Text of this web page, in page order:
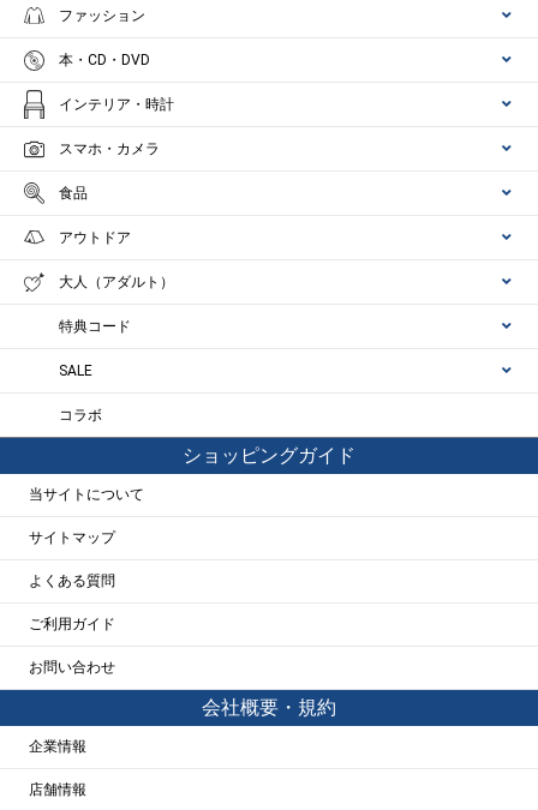
ファッション
本・CD・DVD
インテリア・時計
スマホ・カメラ
食品
アウトドア
大人（アダルト）
特典コード
SALE
コラボ
ショッピングガイド
当サイトについて
サイトマップ
よくある質問
ご利用ガイド
お問い合わせ
会社概要・規約
企業情報
店舗情報